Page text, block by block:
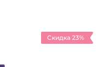
Скидка 23%